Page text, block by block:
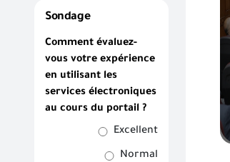
Sondage
Comment évaluez-
vous votre expérience
en utilisant les
services électroniques
au cours du portail ?
Excellent
Normal